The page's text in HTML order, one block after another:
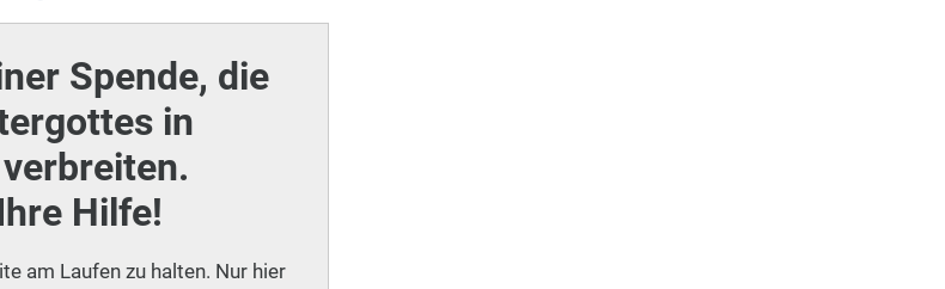
Spende, die
in
Hilfe!
am Laufen zu halten. Nur hier